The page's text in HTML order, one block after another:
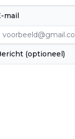
mail
(optioneel)